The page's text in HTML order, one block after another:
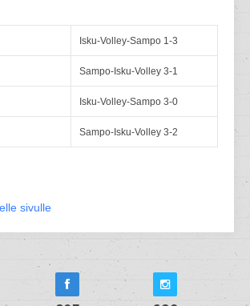
Isku-Volley-Sampo 1-3
Sampo-Isku-Volley 3-1
Isku-Volley-Sampo 3-0
Sampo-Isku-Volley 3-2
sivulle